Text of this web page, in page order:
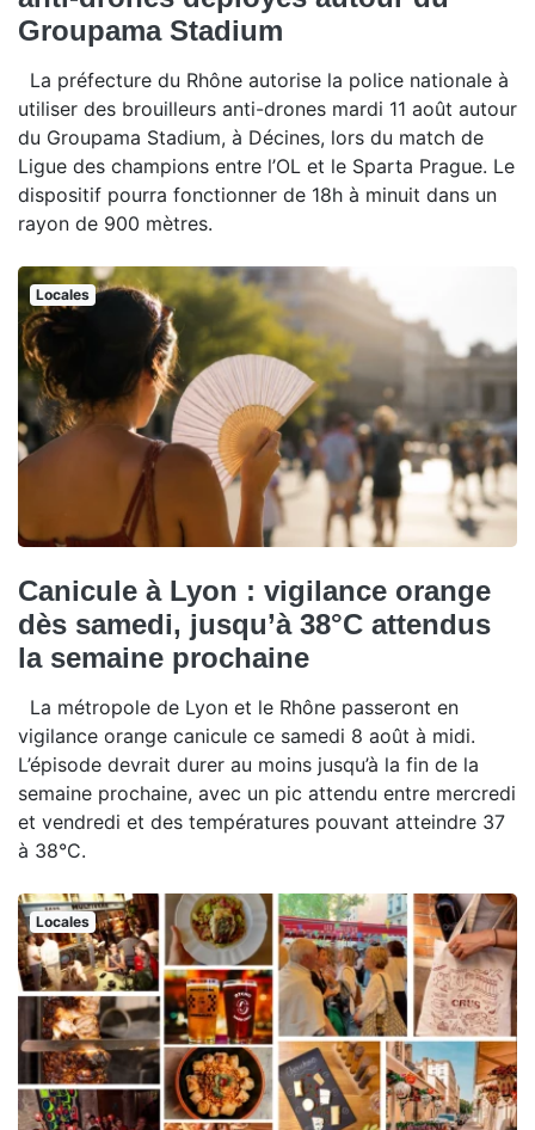
Groupama Stadium
La préfecture du Rhône autorise la police nationale à
utiliser des brouilleurs anti-drones mardi 11 août autour
du Groupama Stadium, à Décines, lors du match de
Ligue des champions entre l’OL et le Sparta Prague. Le
dispositif pourra fonctionner de 18h à minuit dans un
rayon de 900 mètres.
Locales
Canicule à Lyon : vigilance orange
dès samedi, jusqu’à 38°C attendus
la semaine prochaine
La métropole de Lyon et le Rhône passeront en
vigilance orange canicule ce samedi 8 août à midi.
L’épisode devrait durer au moins jusqu’à la fin de la
semaine prochaine, avec un pic attendu entre mercredi
et vendredi et des températures pouvant atteindre 37
à 38°C.
Locales